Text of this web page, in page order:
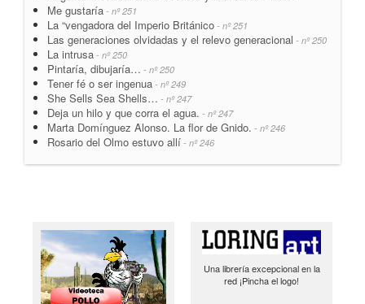
Me gustaría - nº 251
La “vengadora del Imperio Británico - nº 251
Las generaciones olvidadas y el relevo generacional - nº 250
La intrusa - nº 250
Pintaría, dibujaría… - nº 250
Tener fé o ser ingenua - nº 249
She Sells Sea Shells… - nº 247
Deja un hilo y que corra el agua. - nº 247
Marta Domínguez Alonso. La flor de Gnido. - nº 246
Rosario del Olmo estuvo allí - nº 246
Una librería excepcional en la
red ¡Pincha el logo!